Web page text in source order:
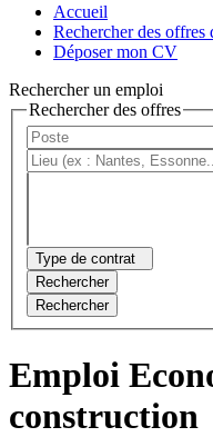
Accueil
Rechercher des offres
Déposer mon CV
Rechercher un emploi
Rechercher des offres
Type de contrat
Rechercher
Rechercher
Emploi
construction